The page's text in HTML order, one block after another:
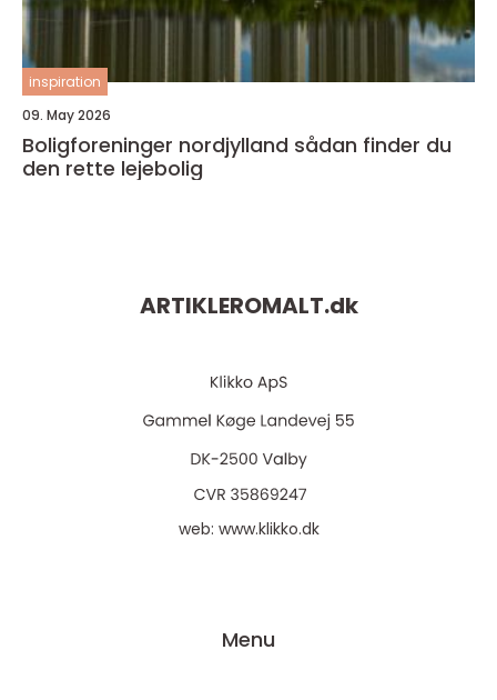
inspiration
09. May 2026
Boligforeninger nordjylland sådan finder du
den rette lejebolig
ARTIKLEROMALT.dk
web: www.klikko.dk
Menu